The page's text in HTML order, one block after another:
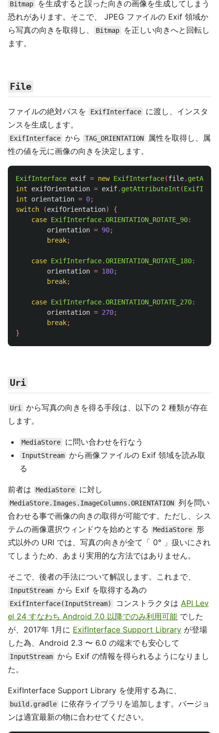
Bitmap
を生成すると誤った向きの画像を生成してしまう
恐れがあります。そこで、 JPEG ファイルの Exif 領域か
ら写真の向きを取得し、
Bitmap
を正しい向きへと回転し
ます。
File
ファイルの絶対パスを ExifInterface
に渡し、インスタ
ンスを生成します。
ExifInterface から TAG_ORIENTATION
属性を取得し、属
性の値を元に画像の向きを決定します。
ExifInterface exif = new ExifInterface(file.
int
exifOrientation = exif. getAttributeInt (
int
orientation = 0;
switch
(exifOrientation)
{
case ExifInterface.ORIENTATION_ROTATE_90:
orientation = 90;
break;
case ExifInterface.ORIENTATION_ROTATE_180:
orientation = 180;
break;
case ExifInterface.ORIENTATION_ROTATE_270:
orientation = 270;
break;
}
Uri
Uri
から写真の向きを得る手段は、以下の 2 種類が存在
します。
MediaStore に問い合わせを行なう
InputStream から画像ファイルの Exif 領域を読み取
る
前者は MediaStore に対し
MediaStore.Images.ImageColumns.ORIENTATION 列を問い
合わせる事で画像の向きの取得が可能です。ただし、シス
テムの画像選択ウィンドウを始めとする
MediaStore 形
式以外の URI では、写真の向きが全て「 0° 」扱いにされ
てしまうため、あまり実用的な方法ではありません。
そこで、後者の手法について解説します。これまで、
InputStream から Exif を取得する為の
ExifInterface(InputStream) コンストラクタは API Lev
el 24 すなわち Android 7.0 以降でのみ利用可能 でした
が、2017年 1月に ExifInterface Support Library が登場
した為、Android 2.3 〜 6.0 の端末でも安心して
InputStream から Exif の情報を得られるようになりまし
た。
ExifInterface Support Library を使用する為に、
build.gradle
に依存ライブラリを追加します。バージョ
ンは適宜最新の物に合わせてください。